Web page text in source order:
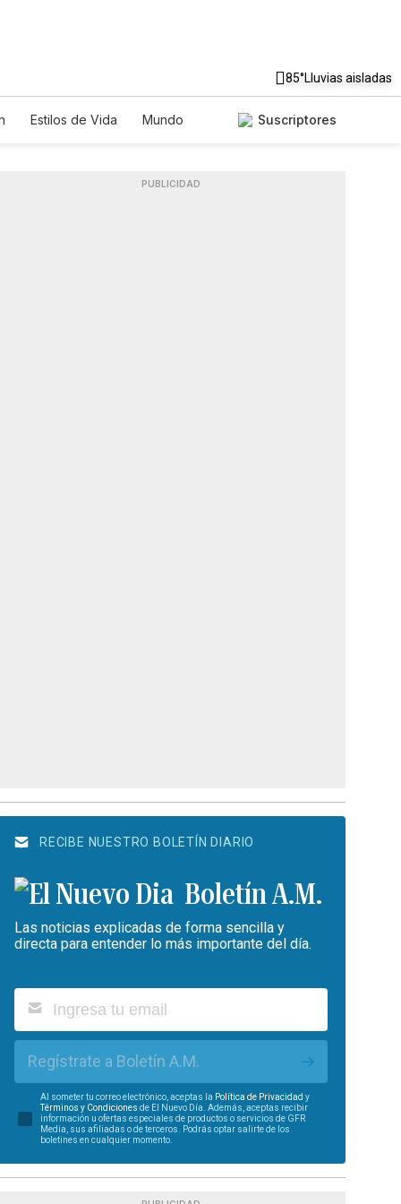
85°Lluvias aisladas
Estilos de Vida
Mundo
Suscriptores
PUBLICIDAD
RECIBE NUESTRO BOLETÍN DIARIO
Boletín A.M.
Las noticias explicadas de forma sencilla y
directa para entender lo más importante del día.
Regístrate a Boletín A.M.
Al someter tu correo electrónico, aceptas la Política de Privacidad y
Términos y Condiciones de El Nuevo Día. Además, aceptas recibir
información u ofertas especiales de productos o servicios de GFR
Media, sus afiliadas o de terceros. Podrás optar salirte de los
boletines en cualquier momento.